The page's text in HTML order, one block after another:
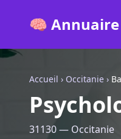
🧠 Annuaire
Accueil › Occitanie ›
31130 — Occitanie